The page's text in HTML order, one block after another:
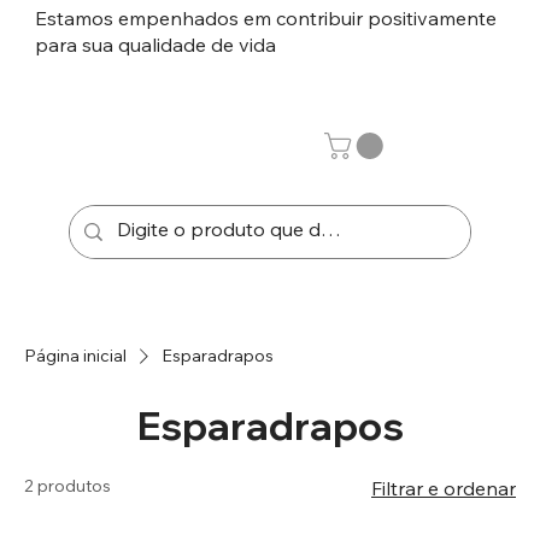
Estamos empenhados em contribuir positivamente
para sua qualidade de vida
Página inicial Esparadrapos
Esparadrapos
2 produtos Filtrar e ordenar